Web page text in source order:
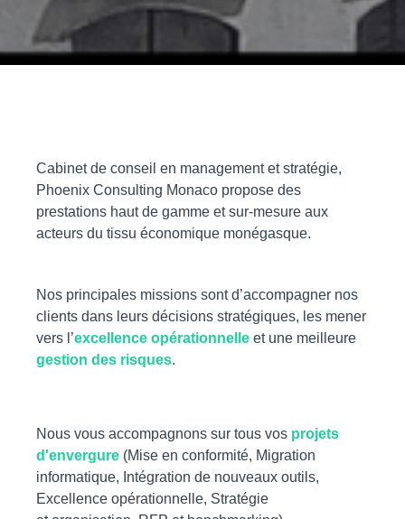
Cabinet de conseil en management et stratégie,
Phoenix Consulting Monaco propose des
prestations haut de gamme et sur-mesure aux
acteurs du tissu économique monégasque.
Nos principales missions sont d’accompagner nos
clients dans leurs décisions stratégiques, les mener
vers l’excellence opérationnelle et une meilleure
gestion des risques.
Nous vous accompagnons sur tous vos projets
d'envergure (Mise en conformité, Migration
informatique, Intégration de nouveaux outils,
Excellence opérationnelle, Stratégie